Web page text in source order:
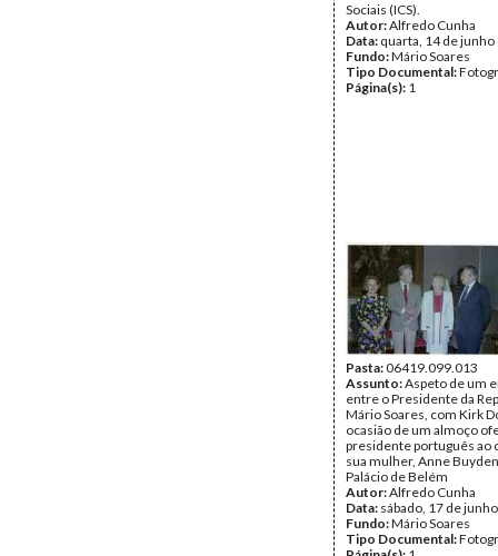
Sociais (ICS).
Autor:Alfredo Cunha
Data: quarta, 14 de
Fundo:Mário Soares
Tipo Documental:
Página(s): 1
Pasta:06419.099.013
Assunto:Aspeto de um
entre o Presidente da
Mário Soares, com Kirk
ocasião de um almoço
presidente português ao
sua mulher, Anne
Palácio de Belém
Autor:Alfredo Cunha
Data: sábado, 17 de
Fundo:Mário Soares
Tipo Documental: